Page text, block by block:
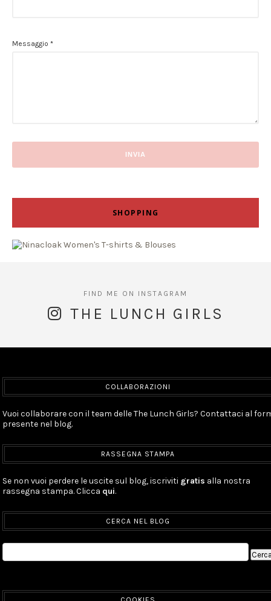
Messaggio *
SHOPPING
THE LUNCH GIRLS
COLLABORAZIONI
Vuoi collaborare con il team delle The Lunch Girls? Contattaci al
presente nel blog.
RASSEGNA STAMPA
Se non vuoi perdere le uscite sul blog, iscriviti gratis alla nostra
rassegna stampa. Clicca qui.
CERCA NEL BLOG